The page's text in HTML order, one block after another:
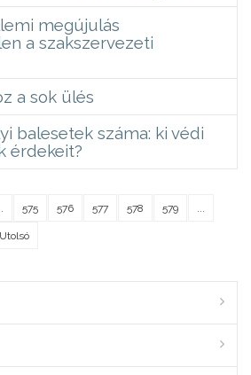
megújulás
a szakszervezeti
a sok ülés
balesetek száma: ki védi
érdekeit?
575 576 577 578 579 ...
Utolsó